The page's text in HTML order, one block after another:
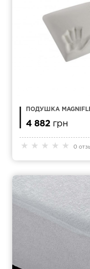
★ ★ ★ ★ ★ 0
ПОДУШКА
4 882 грн